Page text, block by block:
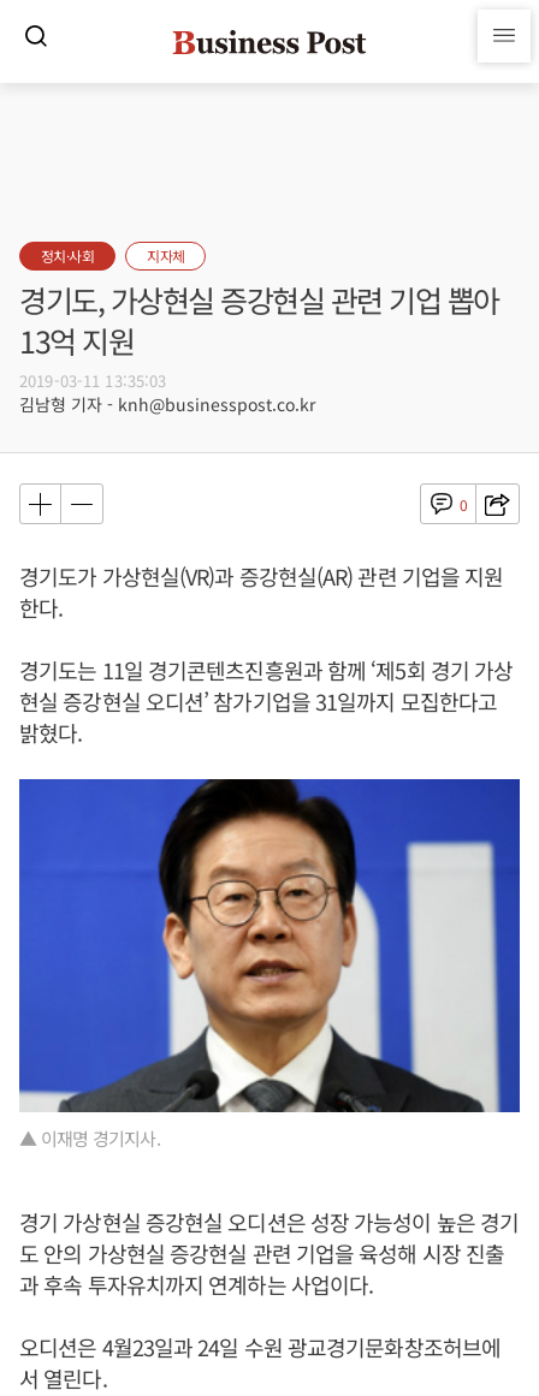
정치·사회 지자체
경기도, 가상현실 증강현실 관련 기업 뽑아
13억 지원
2019-03-11 13:35:03
김남형 기자 - knh@businesspost.co.kr
0
경기도가 가상현실(VR)과 증강현실(AR) 관련 기업을 지원
한다.
경기도는 11일 경기콘텐츠진흥원과 함께 ‘제5회 경기 가상
현실 증강현실 오디션’ 참가기업을 31일까지 모집한다고
밝혔다.
▲ 이재명 경기지사.
경기 가상현실 증강현실 오디션은 성장 가능성이 높은 경기
도 안의 가상현실 증강현실 관련 기업을 육성해 시장 진출
과 후속 투자유치까지 연계하는 사업이다.
오디션은 4월23일과 24일 수원 광교경기문화창조허브에
서 열린다.